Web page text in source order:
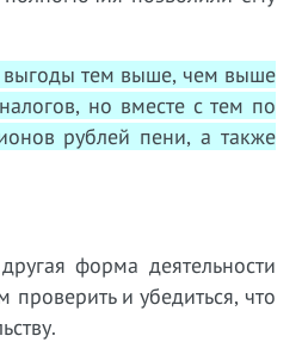
выгоды тем выше, чем выше
но вместе с тем по
рублей пени, а также
форма деятельности
и убедиться, что